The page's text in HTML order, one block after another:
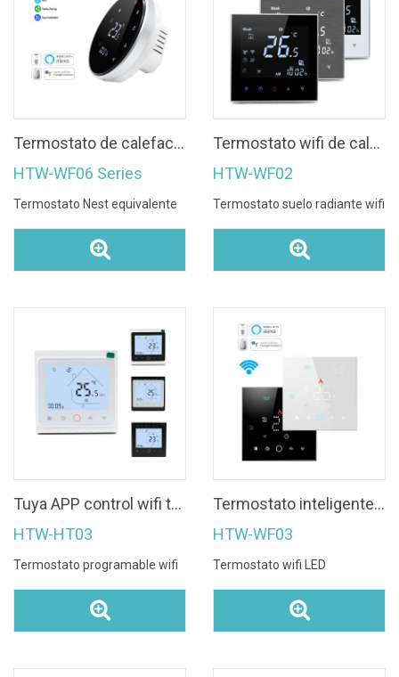
Termostato de calefacción inteligente Shape Nest serie HTW-WF06
HTW-WF06 Series
Termostato Nest equivalente
Termostato wifi de calefacción de suelo eléctrico con pantalla negativa VA con 3 opciones de color
HTW-WF02
Termostato suelo radiante wifi
Tuya APP control wifi termostato de calefacción económico
HTW-HT03
Termostato programable wifi
Termostato inteligente wifi con pantalla táctil LED para calefacción eléctrica
HTW-WF03
Termostato wifi LED